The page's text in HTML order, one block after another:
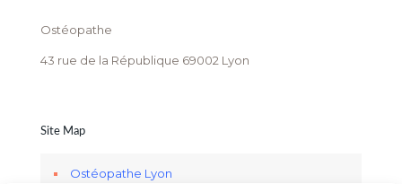
Ostéopathe
43 rue de la République 69002 Lyon
Site Map
Ostéopathe Lyon